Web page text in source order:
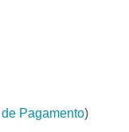
Pagamento)